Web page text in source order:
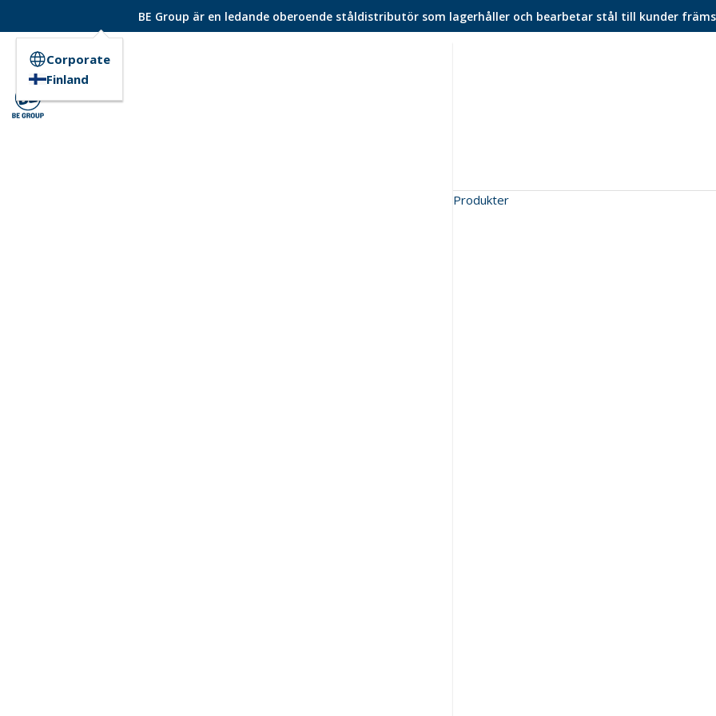
BE Group är en ledande oberoende ståldistributör som lagerhåller och bearbetar stål till kunder
Produkter
Corporate
Finland